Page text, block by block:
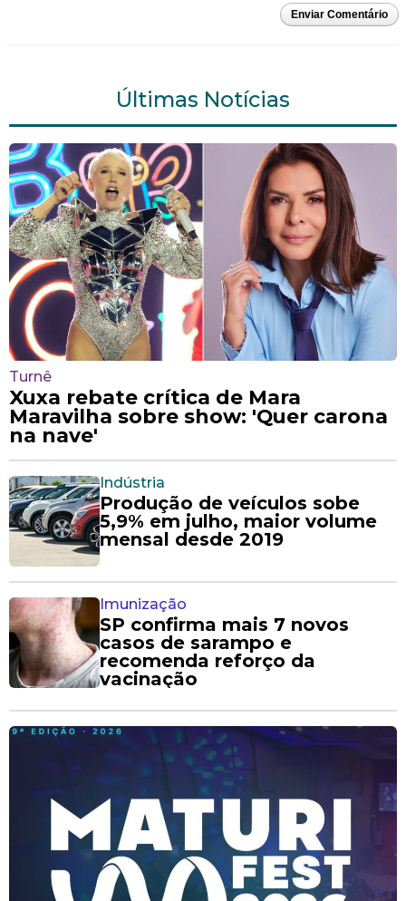
Enviar Comentário
Últimas Notícias
Turnê
Xuxa rebate crítica de Mara
Maravilha sobre show: 'Quer carona
na nave'
Indústria
Produção de veículos sobe
5,9% em julho, maior volume
mensal desde 2019
Imunização
SP confirma mais 7 novos
casos de sarampo e
recomenda reforço da
vacinação